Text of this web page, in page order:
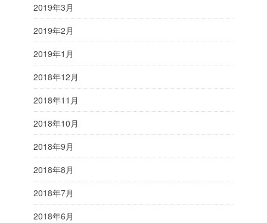
2019年3月
2019年2月
2019年1月
2018年12月
2018年11月
2018年10月
2018年9月
2018年8月
2018年7月
2018年6月